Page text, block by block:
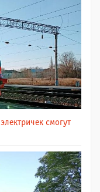
смогут